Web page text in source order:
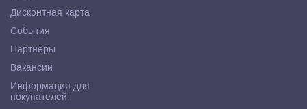
Дисконтная карта
События
Партнёры
Вакансии
Информация для
покупателей